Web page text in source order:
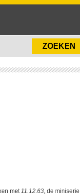
met11.12.63, de